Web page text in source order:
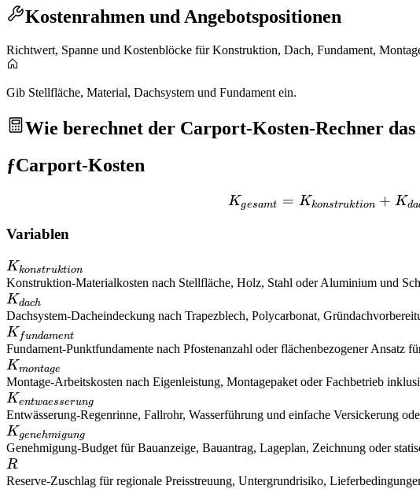
Kostenrahmen und Angebotspositionen
Richtwert, Spanne und Kostenblöcke für Konstruktion, Dach, Fundament,
Gib Stellfläche, Material, Dachsystem und Fundament ein.
Wie berechnet der Carport-Kosten-Rechner das
ƒCarport-Kosten
Kgesamt = Kkonstruktion + Kda
Variablen
K_{konstruktion}
Kkonstruktion
Konstruktion-Materialkosten nach Stellfläche, Holz, Stahl oder Aluminium und
K_{dach}
Kdach
Dachsystem-Dacheindeckung nach Trapezblech, Polycarbonat,
K_{fundament}
K fundament
Fundament-Punktfundamente nach Pfostenanzahl oder flächenbezogener Ansatz
K_{montage}
Kmontage
Montage-Arbeitskosten nach Eigenleistung, Montagepaket oder Fachbetrieb
K_{entwaesserung}
Kentwaesserung
Entwässerung-Regenrinne, Fallrohr, Wasserführung und einfache Versickerung
K_{genehmigung}
K genehmigung
Genehmigung-Budget für Bauanzeige, Bauantrag, Lageplan, Zeichnung oder
R
R
Reserve-Zuschlag für regionale Preisstreuung, Untergrundrisiko,